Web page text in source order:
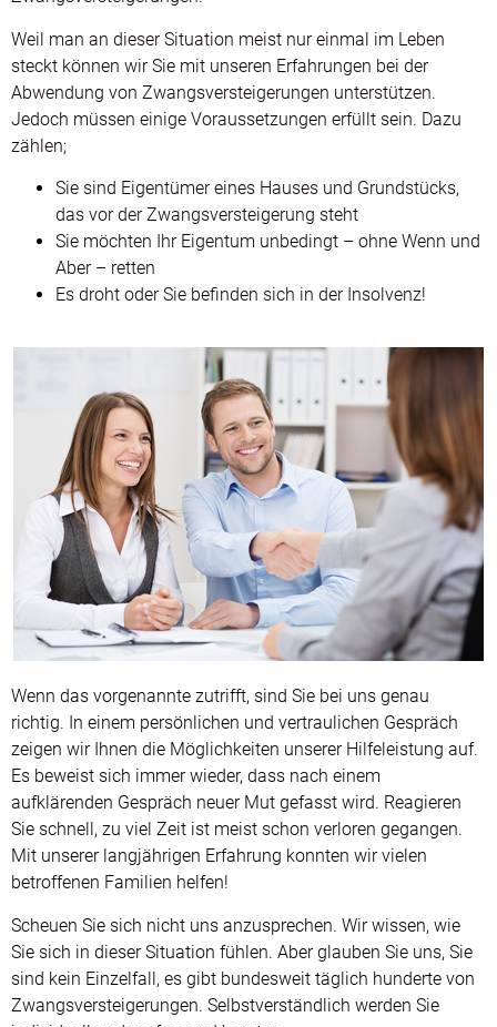
Weil man an dieser Situation meist nur einmal im Leben
steckt können wir Sie mit unseren Erfahrungen bei der
Abwendung von Zwangsversteigerungen unterstützen.
Jedoch müssen einige Voraussetzungen erfüllt sein. Dazu
zählen;
Sie sind Eigentümer eines Hauses und Grundstücks,
das vor der Zwangsversteigerung steht
Sie möchten Ihr Eigentum unbedingt – ohne Wenn und
Aber – retten
Es droht oder Sie befinden sich in der Insolvenz!
Wenn das vorgenannte zutrifft, sind Sie bei uns genau
richtig. In einem persönlichen und vertraulichen Gespräch
zeigen wir Ihnen die Möglichkeiten unserer Hilfeleistung auf.
Es beweist sich immer wieder, dass nach einem
aufklärenden Gespräch neuer Mut gefasst wird. Reagieren
Sie schnell, zu viel Zeit ist meist schon verloren gegangen.
Mit unserer langjährigen Erfahrung konnten wir vielen
betroffenen Familien helfen!
Scheuen Sie sich nicht uns anzusprechen. Wir wissen, wie
Sie sich in dieser Situation fühlen. Aber glauben Sie uns, Sie
sind kein Einzelfall, es gibt bundesweit täglich hunderte von
Zwangsversteigerungen. Selbstverständlich werden Sie